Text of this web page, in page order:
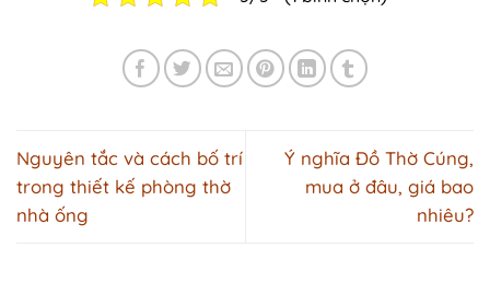
Nguyên tắc và cách bố trí
trong thiết kế phòng thờ
nhà ống
Ý nghĩa Đồ Thờ Cúng,
mua ở đâu, giá bao
nhiêu?